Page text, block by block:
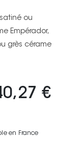
ou
Empérador,
grès cérame
€
en France